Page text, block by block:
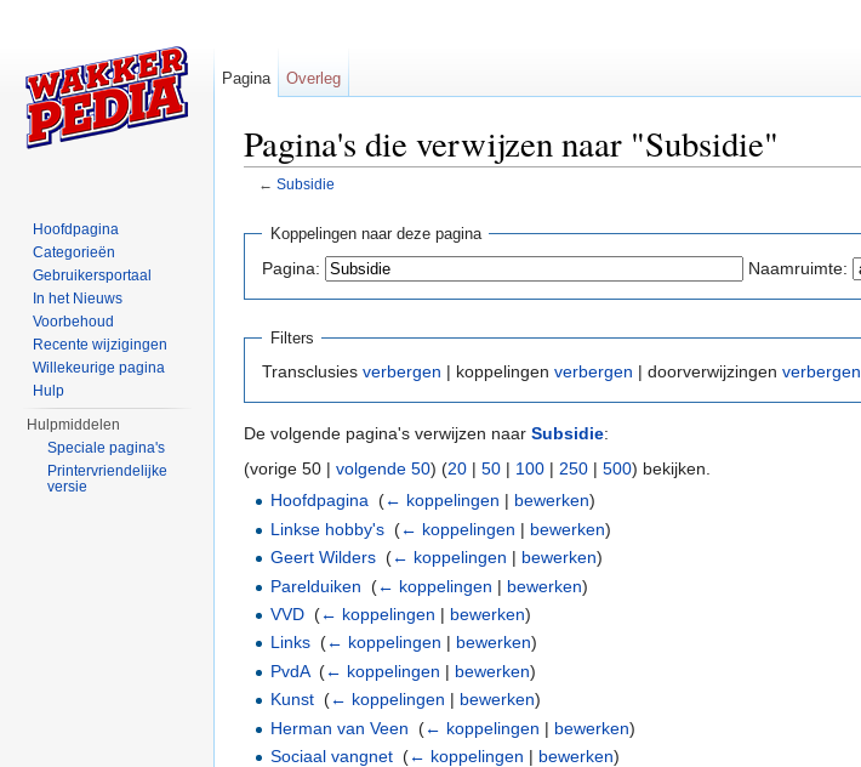
Pagina's die verwijzen naar "Subsidie"
← Subsidie
Koppelingen naar deze pagina
Pagina: Naamruimte:
Filters
Transclusies verbergen | koppelingen verbergen | doorverwijzingen verbergen
De volgende pagina's verwijzen naar Subsidie:
(vorige 50 | volgende 50) (20 | 50 | 100 | 250 | 500) bekijken.
Hoofdpagina (← koppelingen | bewerken)
Linkse hobby's (← koppelingen | bewerken)
Geert Wilders (← koppelingen | bewerken)
Parelduiken
(← koppelingen | bewerken)
VVD (← koppelingen | bewerken)
Links (← koppelingen | bewerken)
PvdA‎ (← koppelingen | bewerken)
Kunst (← koppelingen | bewerken)
Herman van Veen
(← koppelingen | bewerken)
Sociaal vangnet (← koppelingen | bewerken)
Pagina Overleg
Hoofdpagina
Categorieën
Gebruikersportaal
In het Nieuws
Voorbehoud
Recente wijzigingen
Willekeurige pagina
Hulp
Hulpmiddelen
Speciale pagina's
Printervriendelijke
versie